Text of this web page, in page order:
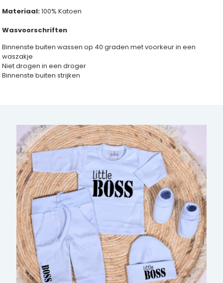
Materiaal:100% Katoen
Wasvoorschriften
Binnenste buiten wassen op 40 graden met voorkeur in een
waszakje
Niet drogen in een droger
Binnenste buiten strijken